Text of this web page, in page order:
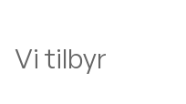
Vi tilbyr